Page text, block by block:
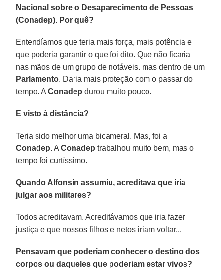
Nacional sobre o Desaparecimento de Pessoas
(Conadep). Por quê?
Entendíamos que teria mais força, mais potência e
que poderia garantir o que foi dito. Que não ficaria
nas mãos de um grupo de notáveis, mas dentro de um
Parlamento. Daria mais proteção com o passar do
tempo. AConadep durou muito pouco.
E visto à distância?
Teria sido melhor uma bicameral. Mas, foi a
Conadep. AConadep trabalhou muito bem, mas o
tempo foi curtíssimo.
Quando Alfonsín assumiu, acreditava que iria
julgar aos militares?
Todos acreditavam. Acreditávamos que iria fazer
justiça e que nossos filhos e netos iriam voltar...
Pensavam que poderiam conhecer o destino dos
corpos ou daqueles que poderiam estar vivos?